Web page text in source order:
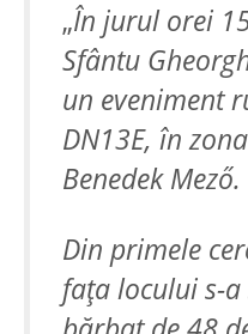
„În jurul orei
Sfântu
un eveniment
DN13E, în
Benedek Mező.
Din primele
fața locului s-